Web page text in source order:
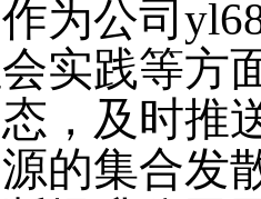
为公司
实践等方
，及时推
的集合发